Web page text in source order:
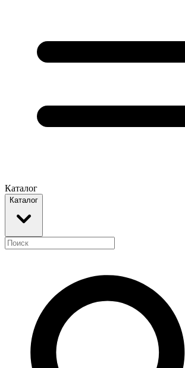
Каталог
Каталог